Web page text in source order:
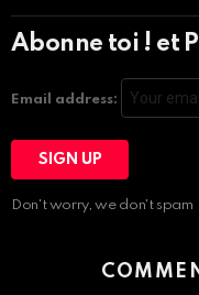
Abonne toi ! et
Email address:
Don't worry, we don't spam